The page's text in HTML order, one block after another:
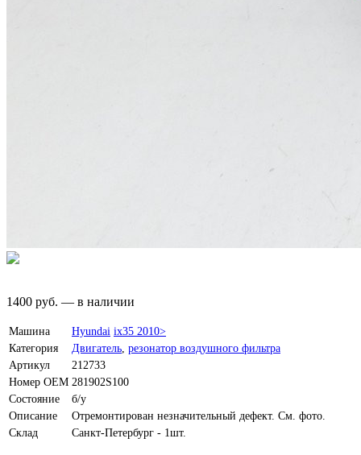
1400 руб. — в наличии
Машина Hyundai ix35 2010>
Категория
Двигатель резонатор воздушного фильтра
Артикул
212733
Номер OEM 281902S100
Состояние
б/у
Описание
Отремонтирован незначительный дефект. См. фото.
Склад
Санкт-Петербург - 1шт.